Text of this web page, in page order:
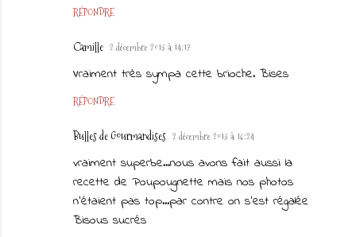
RÉPONDRE
Camille 2 décembre 2013 à 14:17
Vraiment très sympa cette brioche. Bises
RÉPONDRE
Bulles de Gourmandises 2 décembre 2013 à 16:24
vraiment superbe...nous avons fait aussi la
recette de Poupougnette mais nos photos
n'étaient pas top...par contre on s'est régalée
Bisous sucrés